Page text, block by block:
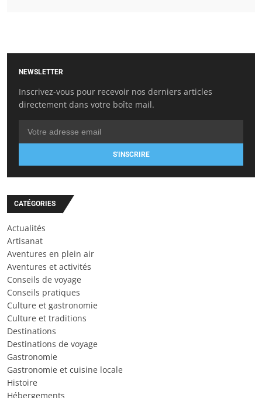
NEWSLETTER
Inscrivez-vous pour recevoir nos derniers articles
directement dans votre boîte mail.
S'INSCRIRE
CATÉGORIES
Actualités
Artisanat
Aventures en plein air
Aventures et activités
Conseils de voyage
Conseils pratiques
Culture et gastronomie
Culture et traditions
Destinations
Destinations de voyage
Gastronomie
Gastronomie et cuisine locale
Histoire
Hébergements